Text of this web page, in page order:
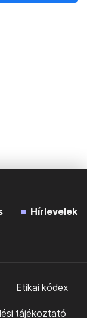
Hírlevelek
Etikai kódex
tájékoztató